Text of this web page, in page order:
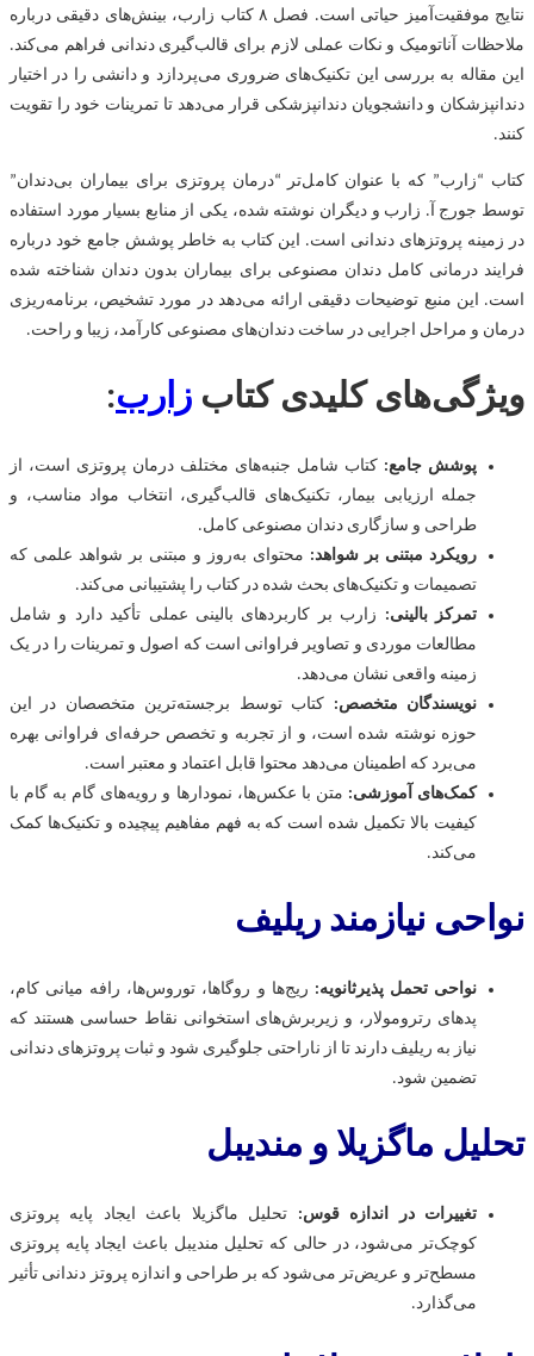
نتایج موفقیت‌آمیز حیاتی است. فصل ۸ کتاب زارب، بینش‌های دقیقی درباره
ملاحظات آناتومیک و نکات عملی لازم برای قالب‌گیری دندانی فراهم می‌کند.
این مقاله به بررسی این تکنیک‌های ضروری می‌پردازد و دانشی را در اختیار
دندانپزشکان و دانشجویان دندانپزشکی قرار می‌دهد تا تمرینات خود را تقویت
کنند.
کتاب “زارب” که با عنوان کامل‌تر “درمان پروتزی برای بیماران بی‌دندان”
توسط جورج آ. زارب و دیگران نوشته شده، یکی از منابع بسیار مورد استفاده
در زمینه پروتزهای دندانی است. این کتاب به خاطر پوشش جامع خود درباره
فرایند درمانی کامل دندان مصنوعی برای بیماران بدون دندان شناخته شده
است. این منبع توضیحات دقیقی ارائه می‌دهد در مورد تشخیص، برنامه‌ریزی
درمان و مراحل اجرایی در ساخت دندان‌های مصنوعی کارآمد، زیبا و راحت.
ویژگی‌های کلیدی کتاب زارب:
پوشش جامع: کتاب شامل جنبه‌های مختلف درمان پروتزی است، از
جمله ارزیابی بیمار، تکنیک‌های قالب‌گیری، انتخاب مواد مناسب، و
طراحی و سازگاری دندان مصنوعی کامل.
رویکرد مبتنی بر شواهد: محتوای به‌روز و مبتنی بر شواهد علمی که
تصمیمات و تکنیک‌های بحث شده در کتاب را پشتیبانی می‌کند.
تمرکز بالینی: زارب بر کاربردهای بالینی عملی تأکید دارد و شامل
مطالعات موردی و تصاویر فراوانی است که اصول و تمرینات را در یک
زمینه واقعی نشان می‌دهد.
نویسندگان متخصص: کتاب توسط برجسته‌ترین متخصصان در این
حوزه نوشته شده است، و از تجربه و تخصص حرفه‌ای فراوانی بهره
می‌برد که اطمینان می‌دهد محتوا قابل اعتماد و معتبر است.
کمک‌های آموزشی: متن با عکس‌ها، نمودارها و رویه‌های گام به گام با
کیفیت بالا تکمیل شده است که به فهم مفاهیم پیچیده و تکنیک‌ها کمک
می‌کند.
نواحی نیازمند ریلیف
نواحی تحمل‌ پذیرثانویه: ریج‌ها و روگاها، توروس‌ها، رافه میانی کام،
پدهای رترومولار، و زیربرش‌های استخوانی نقاط حساسی هستند که
نیاز به ریلیف دارند تا از ناراحتی جلوگیری شود و ثبات پروتزهای دندانی
تضمین شود.
تحلیل ماگزیلا و مندیبل
تغییرات در اندازه قوس: تحلیل ماگزیلا باعث ایجاد پایه پروتزی
کوچک‌تر می‌شود، در حالی که تحلیل مندیبل باعث ایجاد پایه پروتزی
مسطح‌تر و عریض‌تر می‌شود که بر طراحی و اندازه پروتز دندانی تأثیر
می‌گذارد.